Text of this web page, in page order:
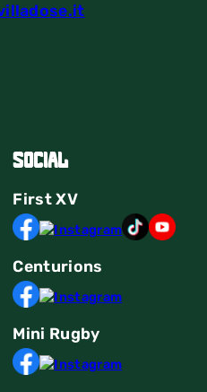
Social
FirstXV
Centurions
Mini Rugby